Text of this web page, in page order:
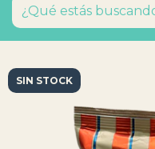
SIN STOCK